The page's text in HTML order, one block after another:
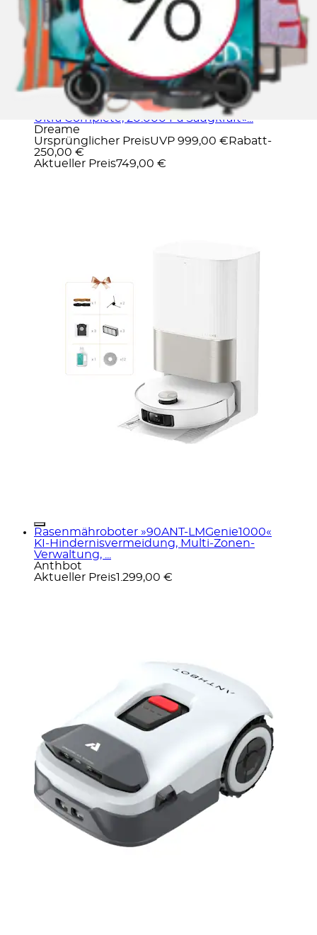
Saugroboter »mit Wischfunktion Dreame X50
Ultra Complete, 20.000 Pa Saugkraft«...
Dreame
Ursprünglicher PreisUVP 999,00 € Rabatt-
250,00 €
Aktueller Preis749,00 €
Rasenmähroboter »90ANT-LMGenie1000«
KI‑Hindernisvermeidung, Multi‑Zonen-
Verwaltung, ...
Anthbot
Aktueller Preis1.299,00 €